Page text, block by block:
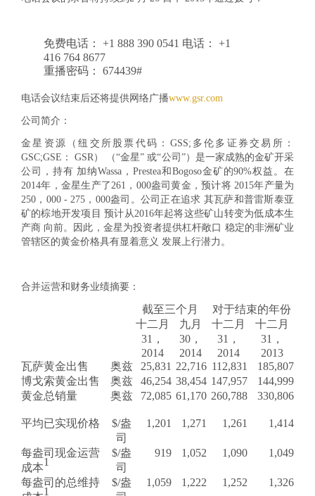
免费电话： +1 888 390 0541 电话： +1
416 764 8677
重播密码： 674439#
电话会议结束后还将提供网络广播www.gsr.com
公司简介：
金星资源（纽交所股票代码：GSS;多伦多证券交易所：
GSC;GSE： GSR） （“金星” 或“公司”）是一家成熟的金矿开采
公司，持有 加纳Wassa，Prestea和Bogoso金矿的90%权益。在
2014年，金星生产了261，000盎司黄金，预计将 2015年产量为
250，000 - 275，000盎司。公司正在追求 其瓦萨和普雷斯泰亚
矿的棕地开发项目 预计从2016年起将这些矿山转变为低成本生
产商 向前。因此，金星为投资者提供杠杆敞口 稳定的非洲矿业
管辖区的黄金价格具有显着意义 发展上行潜力。
合并运营和财务业绩摘要：
截至三个月 对于结束的年份
十二月
31，
2014
九月
30，
2014
十二月
31，
2014
十二月
31，
2013
瓦萨黄金出售
奥兹 25,831 22,716 112,831
185,807
博戈索黄金出售
奥兹 46,254 38,454 147,957
144,999
黄金总销量
奥兹 72,085 61,170 260,788 330,806
平均已实现价格
$/盎
司
1,201 1,271 1,261 1,414
每盎司现金运营
成本1
$/盎
司
919 1,052 1,090 1,049
每盎司的总维持
1
$/盎
1,059 1,222 1,252 1,326